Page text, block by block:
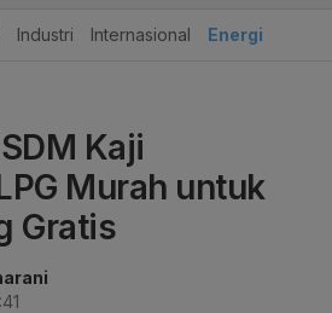
Industri Internasional Energi
Kaji
Murah untuk
Gratis